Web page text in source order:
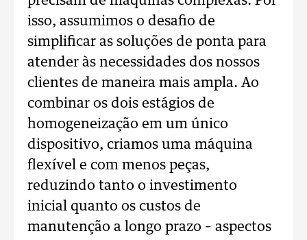
isso, assumimos o desafio de
simplificar as soluções de ponta para
atender às necessidades dos nossos
clientes de maneira mais ampla. Ao
combinar os dois estágios de
homogeneização em um único
dispositivo, criamos uma máquina
flexível e com menos peças,
reduzindo tanto o investimento
inicial quanto os custos de
manutenção a longo prazo – aspectos